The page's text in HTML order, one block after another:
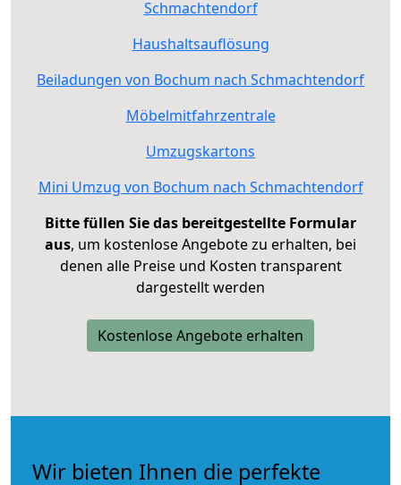
Schmachtendorf
Haushaltsauflösung
Beiladungen von Bochum nach Schmachtendorf
Möbelmitfahrzentrale
Umzugskartons
Mini Umzug von Bochum nach Schmachtendorf
Bitte füllen Sie das bereitgestellte Formular
aus, um kostenlose Angebote zu erhalten, bei
denen alle Preise und Kosten transparent
dargestellt werden
Kostenlose Angebote erhalten
Wir bieten Ihnen die perfekte